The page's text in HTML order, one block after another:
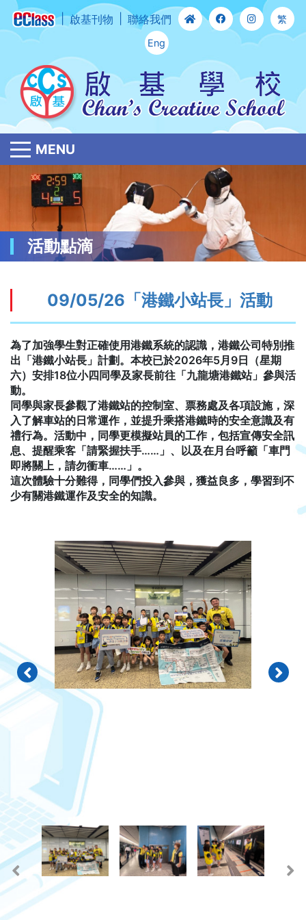
啟基刊物 聯絡我們 繁
Eng
MENU
活動點滴
09/05/26「港鐵小站長」活動
為了加強學生對正確使用港鐵系統的認識，港鐵公司特別推
出「港鐵小站長」計劃。本校已於2026年5月9日（星期
六）安排18位小四同學及家長前往「九龍塘港鐵站」參與活
動。
同學與家長參觀了港鐵站的控制室、票務處及各項設施，深
入了解車站的日常運作，並提升乘搭港鐵時的安全意識及有
禮行為。活動中，同學更模擬站員的工作，包括宣傳安全訊
息、提醒乘客「請緊握扶手……」、以及在月台呼籲「車門
即將關上，請勿衝車……」。
這次體驗十分難得，同學們投入參與，獲益良多，學習到不
少有關港鐵運作及安全的知識。